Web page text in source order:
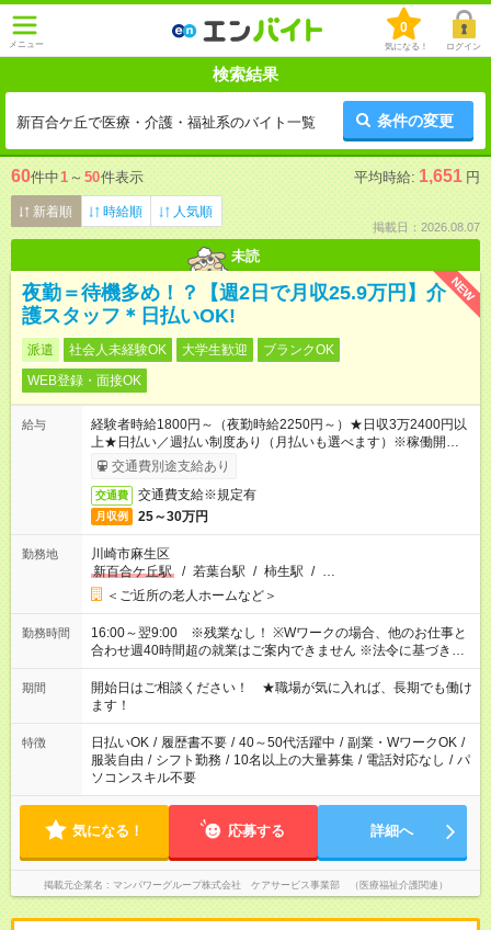
メニュー
0
気になる！ ログイン
検索結果
新百合ケ丘で医療・介護・福祉系のバイト一覧 条件の変更
60件中1 ～ 50件表示 平均時給: 1,651 円
新着順 時給順 人気順
掲載日：2026.08.07
未読
NEW
夜勤＝待機多め！？【週2日で月収25.9万円】介
護スタッフ＊日払いOK!
派遣 社会人未経験OK 大学生歓迎
ブランクOK
WEB登録・面接OK
給与
経験者時給1800円～（夜勤時給2250円～）★日収3万2400円以
上★日払い／週払い制度あり（月払いも選べます）※稼働開始時
は手続き完了次第のお支払いとなります。
交通費別途支給あり
交通費 交通費支給※規定有
月収例 25～30万円
勤務地
川崎市麻生区
新百合ケ丘駅
/ 若葉台駅 / 柿生駅 / …
＜ご近所の老人ホームなど＞
勤務時間
16:00～翌9:00 ※残業なし！ ※Wワークの場合、他のお仕事と
合わせ週40時間超の就業はご案内できません ※法令に基づき、
週20時間以上勤務は社会保険への加入対象となります ※労働者
派遣法（日雇い派遣の原則禁止）により、短時間・短期間の就
業はご案内が難しい場合があります
期間
開始日はご相談ください！ ★職場が気に入れば、長期でも働け
ます！
特徴 日払いOK / 履歴書不要 / 40～50代活躍中 / 副業・WワークOK /
服装自由 / シフト勤務 / 10名以上の大量募集 / 電話対応なし / パ
ソコンスキル不要
気になる！ 応募する 詳細へ
掲載元企業名 マンパワーグループ株式会社 ケアサービス事業部 （医療福祉介護関連）